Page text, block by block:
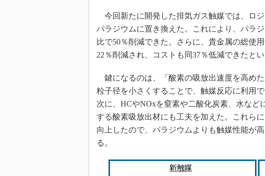
今回新たに開発した排気ガス触媒では、ロ
パラジウムに置き換えた。これにより、パラ
比で50％削減できた。さらに、貴金属の総使
22％削減され、コストも同37％低減できたとい
鍵になるのは、「酸素の吸放出速度を高め
粒子径を小さくすることで、触媒反応に利用
次に、HCやNOxを窒素や二酸化炭素、水など
する酸素吸放出材にも工夫を加えた。これら
向上したので、パラジウムよりも触媒性能が
る。